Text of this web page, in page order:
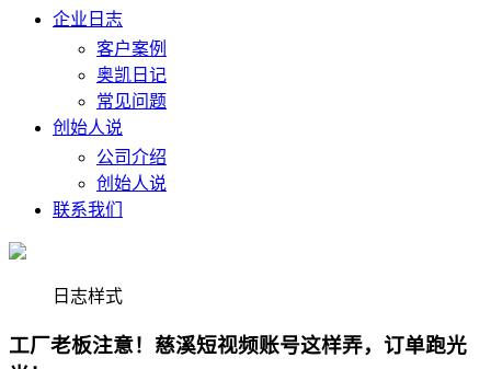
企业日志
客户案例
奥凯日记
常见问题
创始人说
公司介绍
创始人说
联系我们
日志样式
工厂老板注意！慈溪短视频账号这样弄，订单跑光